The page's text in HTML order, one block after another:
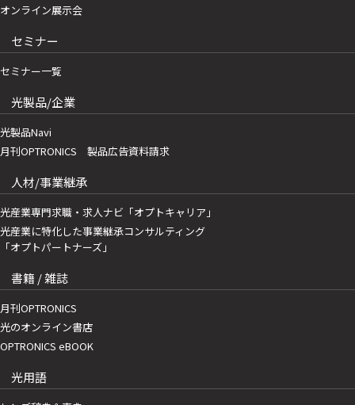
オンライン展示会
セミナー
セミナー一覧
光製品/企業
光製品Navi
月刊OPTRONICS 製品広告資料請求
人材/事業継承
光産業専門求職・求人ナビ「オプトキャリア」
光産業に特化した事業継承コンサルティング
「オプトパートナーズ」
書籍 / 雑誌
月刊OPTRONICS
光のオンライン書店
OPTRONICS eBOOK
光用語